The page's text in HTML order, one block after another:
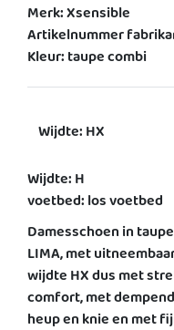
Merk: Xsensible
Artikelnummer
Kleur: taupe combi
Wijdte: HX
Wijdte: H
voetbed: los voetbed
Damesschoen in
LIMA, met
wijdte HX dus met
comfort, met
heup en knie en met